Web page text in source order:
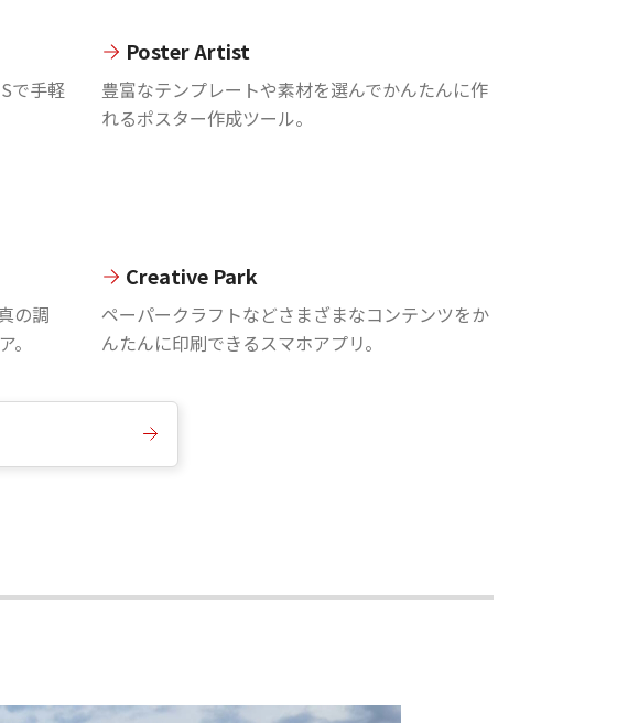
で手軽
Poster Artist
豊富なテンプレートや素材を選んでかんたんに作
れるポスター作成ツール。
の調
Creative Park
ペーパークラフトなどさまざまなコンテンツをか
んたんに印刷できるスマホアプリ。